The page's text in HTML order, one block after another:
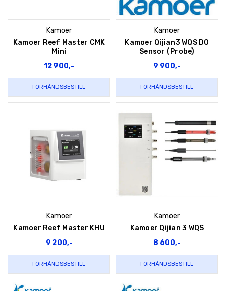
Kamoer
Kamoer Reef Master CMK
Mini
12 900,-
FORHÅNDSBESTILL
Kamoer
Kamoer Qijian3 WQS DO
Sensor (Probe)
9 900,-
FORHÅNDSBESTILL
Kamoer
Kamoer Reef Master KHU
9 200,-
FORHÅNDSBESTILL
Kamoer
Kamoer Qijian 3 WQS
8 600,-
FORHÅNDSBESTILL